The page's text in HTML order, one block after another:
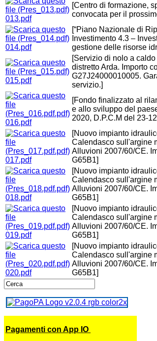
013.pdf
[Centro di formazione,
convocata per il
014.pdf
[“Piano Nazionale di
Investimento 4.3 –
gestione delle risorse
015.pdf
[Servizio di nolo a
distretto Arda. Importo
G27J24000010005.
servizio.]
016.pdf
[Fondo finalizzato al
e allo sviluppo del
2020, D.P.C.M del 23-
017.pdf
[Nuovo impianto
Calendasco sull'argine
Alluvioni 2007/60/CE.
G65B1]
018.pdf
[Nuovo impianto
Calendasco sull'argine
Alluvioni 2007/60/CE.
G65B1]
019.pdf
[Nuovo impianto
Calendasco sull'argine
Alluvioni 2007/60/CE.
G65B1]
020.pdf
[Nuovo impianto
Calendasco sull'argine
Alluvioni 2007/60/CE.
G65B1]
Pagamenti con App IO